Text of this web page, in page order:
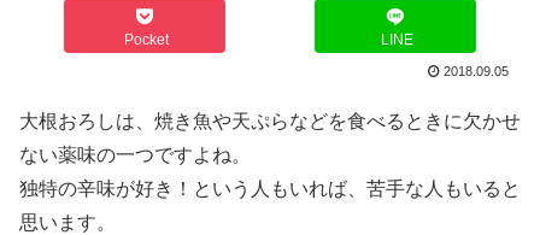
Pocket LINE
2018.09.05
大根おろしは、焼き魚や天ぷらなどを食べるときに欠かせ
ない薬味の一つですよね。
独特の辛味が好き！という人もいれば、苦手な人もいると
思います。